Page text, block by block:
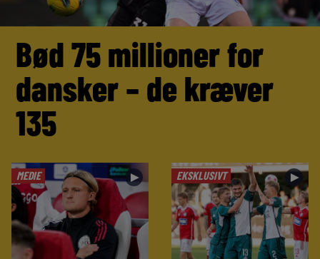
Bød 75 millioner for
dansker – de kræver
135
MEDIE ► EKSKLUSIVT ►